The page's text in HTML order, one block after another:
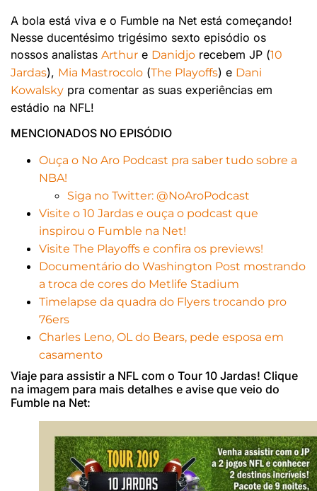
A bola está viva e o Fumble na Net está começando!
Nesse ducentésimo trigésimo sexto episódio os
nossos analistas Arthur e Danidjo recebem JP (10
Jardas), Mia Mastrocolo (The Playoffs) e Dani
Kowalsky pra comentar as suas experiências em
estádio na NFL!
MENCIONADOS NO EPISÓDIO
Ouça o No Aro Podcast pra saber tudo sobre a
NBA!
Siga no Twitter: @NoAroPodcast
Visite o 10 Jardas e ouça o podcast que
inspirou o Fumble na Net!
Visite The Playoffs e confira os previews!
Documentário do Washington Post mostrando
a troca de cores do Metlife Stadium
Timelapse da quadra do Flyers trocando pro
76ers
Charles Leno, OL do Bears, pede esposa em
casamento
Viaje para assistir a NFL com o Tour 10 Jardas! Clique
na imagem para mais detalhes e avise que veio do
Fumble na Net: